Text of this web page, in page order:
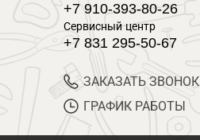
+7 910-393-80-26
Сервисный центр
+7 831 295-50-67
ЗАКАЗАТЬ ЗВОНОК
ГРАФИК РАБОТЫ